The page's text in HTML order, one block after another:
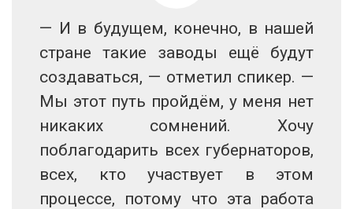
— И в будущем, конечно, в нашей
стране такие заводы ещё будут
создаваться, — отметил спикер. —
Мы этот путь пройдём, у меня нет
никаких сомнений. Хочу
поблагодарить всех губернаторов,
всех, кто участвует в этом
процессе, потому что эта работа